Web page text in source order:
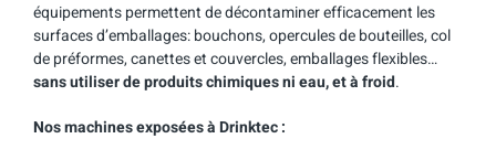
équipements permettent de décontaminer efficacement les
surfaces d’emballages: bouchons, opercules de bouteilles, col
de préformes, canettes et couvercles, emballages flexibles…
sans utiliser de produits chimiques ni eau, et à froid.
Nos machines exposées à Drinktec :